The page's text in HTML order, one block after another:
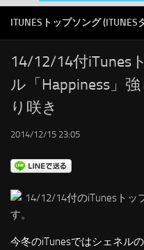
RSS
LINKS
ITUNESトップソング
14/12/14付iTunes
ル「Happiness」
り咲き
2014/12/15 23:05
14/12/14付のiTunesトッ
す。
今冬のiTunesではシェネル